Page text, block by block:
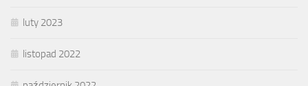
luty 2023
listopad 2022